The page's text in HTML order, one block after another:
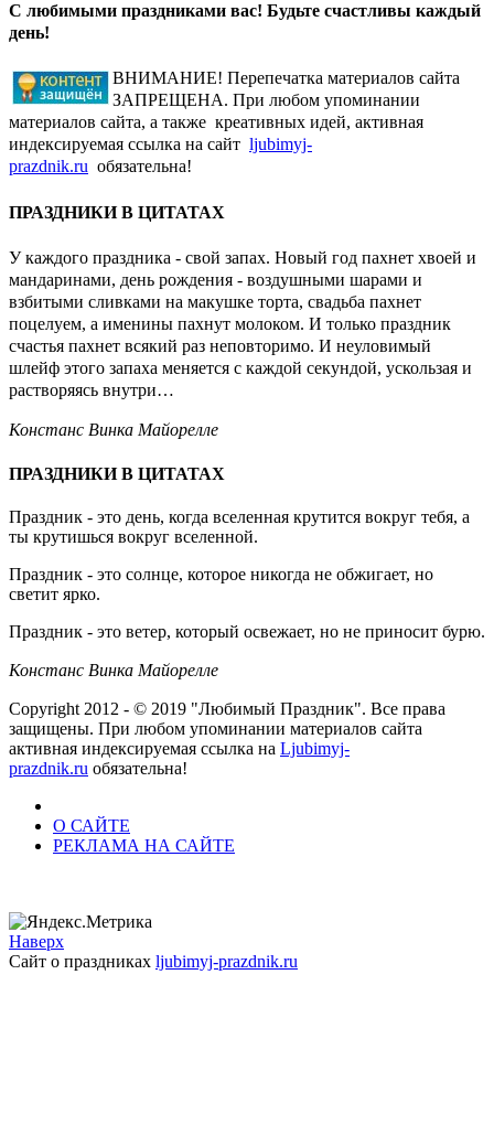
С любимыми праздниками вас! Будьте счастливы каждый
день!
ВНИМАНИЕ! Перепечатка материалов сайта
ЗАПРЕЩЕНА. При любом упоминании
материалов сайта, а также креативных идей, активная
индексируемая ссылка на сайт ljubimyj-
prazdnik.ru обязательна!
ПРАЗДНИКИ В ЦИТАТАХ
У каждого праздника - свой запах. Новый год пахнет хвоей и
мандаринами, день рождения - воздушными шарами и
взбитыми сливками на макушке торта, свадьба пахнет
поцелуем, а именины пахнут молоком. И только праздник
счастья пахнет всякий раз неповторимо. И неуловимый
шлейф этого запаха меняется с каждой секундой, ускользая и
растворяясь внутри…
Констанс Винка Майорелле
ПРАЗДНИКИ В ЦИТАТАХ
Праздник - это день, когда вселенная крутится вокруг тебя, а
ты крутишься вокруг вселенной.
Праздник - это солнце, которое никогда не обжигает, но
светит ярко.
Праздник - это ветер, который освежает, но не приносит бурю.
Констанс Винка Майорелле
Copyright 2012 - © 2019 "Любимый Праздник". Все права
защищены. При любом упоминании материалов сайта
активная индексируемая ссылка на Ljubimyj-
prazdnik.ru обязательна!
О САЙТЕ
РЕКЛАМА НА САЙТЕ
Наверх
Сайт о праздниках ljubimyj-prazdnik.ru